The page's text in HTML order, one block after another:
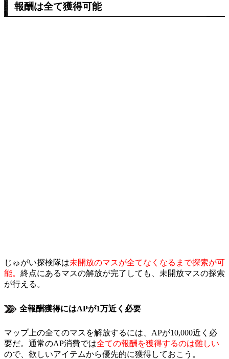
報酬は全て獲得可能
じゅがい探検隊は未開放のマスが全てなくなるまで探索が可
能。 終点にあるマスの解放が完了しても、未開放マスの探索
が行える。
全報酬獲得にはAPが1万近く必要
マップ上の全てのマスを解放するには、APが10,000近く必
要だ。通常のAP消費では全ての報酬を獲得するのは難しい
ので、欲しいアイテムから優先的に獲得しておこう。